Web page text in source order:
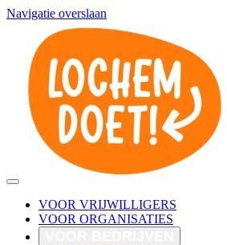
Navigatie overslaan
VOOR VRIJWILLIGERS
VOOR ORGANISATIES